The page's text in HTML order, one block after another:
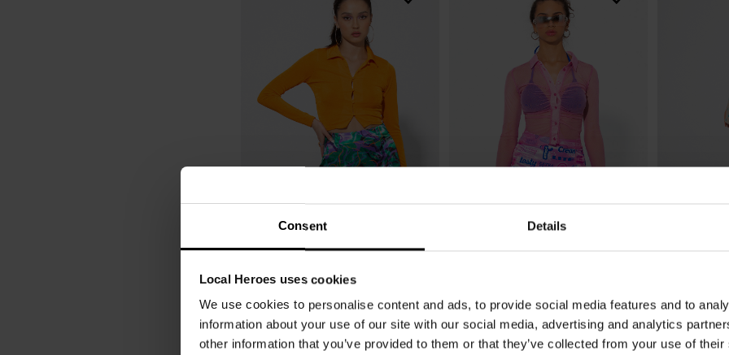
Consent Details
Local Heroes uses cookies
We use cookies to personalise content and ads, to provide social media features and to
information about your use of our site with our social media, advertising and analytics
other information that you’ve provided to them or that they’ve collected from your use of
47,00 zł
189,00 zł -75%
Najniższa cena z 30 dni przed obniżką 47,25 zł
179,00 zł -77%
Najniższa cena z 30 dni przed obniżką
219,00 zł -
Najniższa cena z